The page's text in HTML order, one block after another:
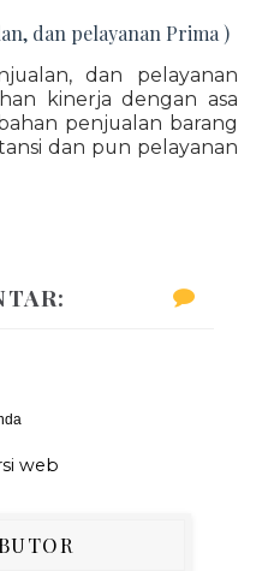
dan pelayanan Prima )
dan pelayanan
kinerja dengan asa
penjualan barang
dan pun pelayanan
web